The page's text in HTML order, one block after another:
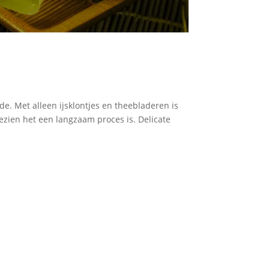
Met alleen ijsklontjes en theebladeren is
het een langzaam proces is. Delicate